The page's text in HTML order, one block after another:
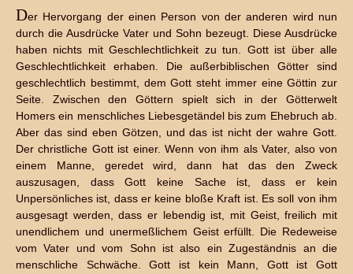
Der Hervorgang der einen Person von der anderen wird nun
durch die Ausdrücke Vater und Sohn bezeugt. Diese Ausdrücke
haben nichts mit Geschlechtlichkeit zu tun. Gott ist über alle
Geschlechtlichkeit erhaben. Die außerbiblischen Götter sind
geschlechtlich bestimmt, dem Gott steht immer eine Göttin zur
Seite. Zwischen den Göttern spielt sich in der Götterwelt
Homers ein menschliches Liebesgetändel bis zum Ehebruch ab.
Aber das sind eben Götzen, und das ist nicht der wahre Gott.
Der christliche Gott ist einer. Wenn von ihm als Vater, also von
einem Manne, geredet wird, dann hat das den Zweck
auszusagen, dass Gott keine Sache ist, dass er kein
Unpersönliches ist, dass er keine bloße Kraft ist. Es soll von ihm
ausgesagt werden, dass er lebendig ist, mit Geist, freilich mit
unendlichem und unermeßlichem Geist erfüllt. Die Redeweise
vom Vater und vom Sohn ist also ein Zugeständnis an die
menschliche Schwäche. Gott ist kein Mann, Gott ist Gott